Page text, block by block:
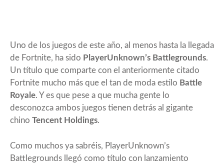
Uno de los juegos de este año, al menos hasta la llegada
de Fortnite, ha sido PlayerUnknown’s Battlegrounds.
Un título que comparte con el anteriormente citado
Fortnite mucho más que el tan de moda estilo Battle
Royale. Y es que pese a que mucha gente lo
desconozca ambos juegos tienen detrás al gigante
chino Tencent Holdings.
Como muchos ya sabréis, PlayerUnknown’s
Battlegrounds llegó como título con lanzamiento